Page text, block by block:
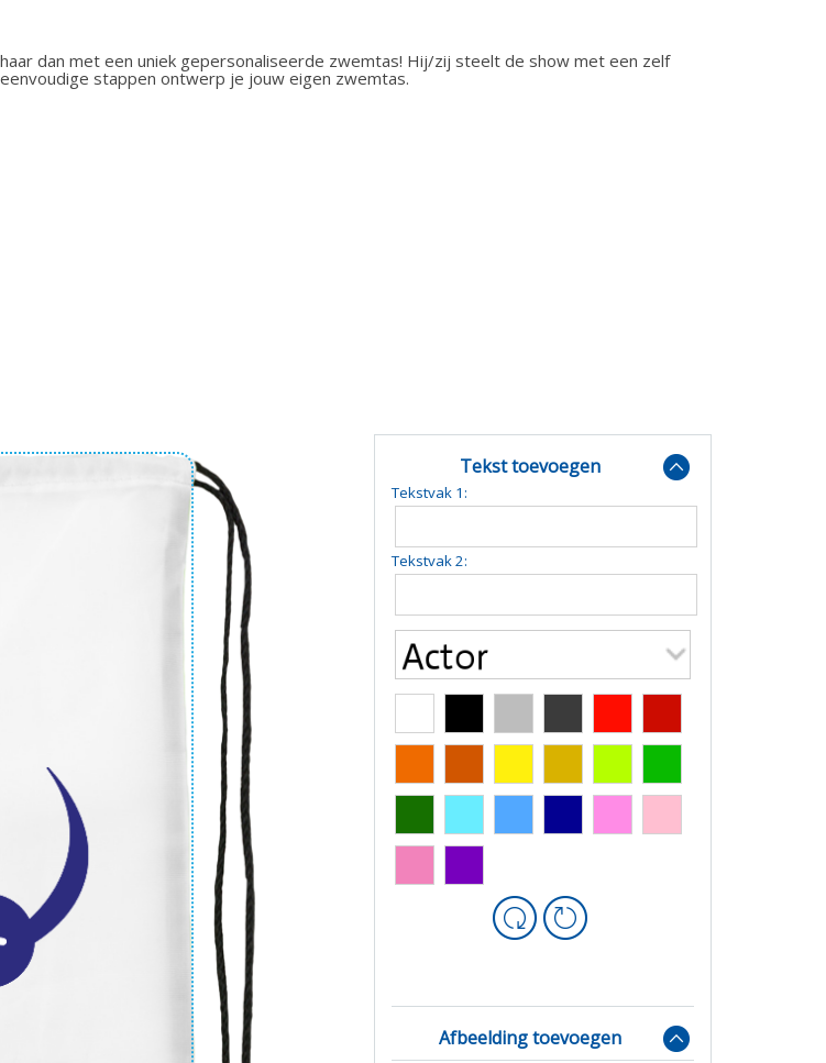
dan met een uniek gepersonaliseerde zwemtas! Hij/zij steelt de show met een zelf
stappen ontwerp je jouw eigen zwemtas.